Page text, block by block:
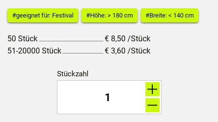
#geeignet für: Festival #Höhe: > 180 cm #Breite: < 140 cm
50 Stück € 8,50 /Stück
51-20000 Stück
€ 3,60 /Stück
Stückzahl